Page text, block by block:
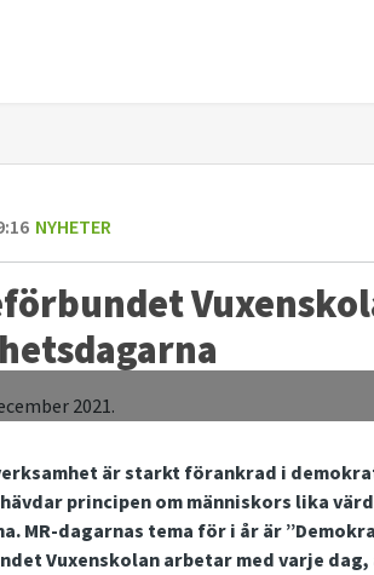
NYHETER
är starkt förankrad i
principen om människors lika
MR-dagarnas tema för i år är
Vuxenskolan arbetar med varje